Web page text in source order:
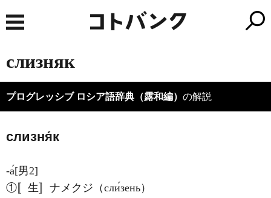
слизняк
プログレッシブ ロシア語辞典（露和編） の解説
слизня́к
-а́[男2]
①〚生〛ナメクジ（сли́зень）